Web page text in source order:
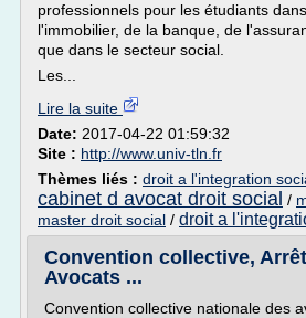
professionnels pour les étudiants
l'immobilier, de la banque, de
que dans le secteur social.
Les...
Lire la suite
Date: 2017-04-22 01:59:32
Site : http://www.univ-tln.fr
Thèmes liés : droit a l'integration
cabinet d avocat droit social /
master droit social / droit a
Convention collective,
Avocats ...
Convention collective nationale des